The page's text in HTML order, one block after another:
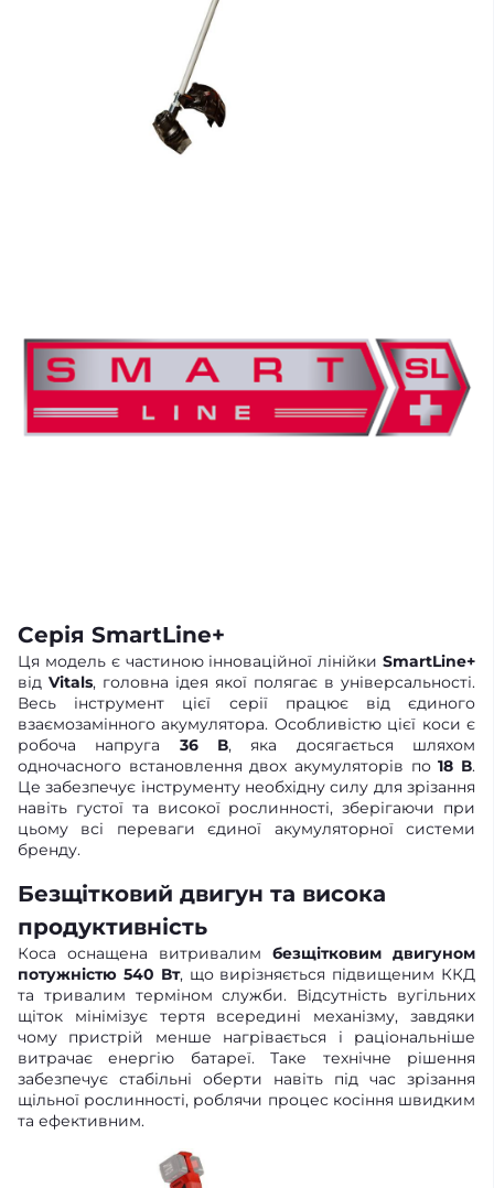
Серія SmartLine+
Ця модель є частиною інноваційної лінійки SmartLine+
від Vitals, головна ідея якої полягає в універсальності.
Весь інструмент цієї серії працює від єдиного
взаємозамінного акумулятора. Особливістю цієї коси є
робоча напруга 36 В, яка досягається шляхом
одночасного встановлення двох акумуляторів по18 В.
Це забезпечує інструменту необхідну силу для зрізання
навіть густої та високої рослинності, зберігаючи при
цьому всі переваги єдиної акумуляторної системи
бренду.
Безщітковий двигун та висока
продуктивність
Коса оснащена витривалим безщітковим двигуном
потужністю 540 Вт, що вирізняється підвищеним ККД
та тривалим терміном служби. Відсутність вугільних
щіток мінімізує тертя всередині механізму, завдяки
чому пристрій менше нагрівається і раціональніше
витрачає енергію батареї. Таке технічне рішення
забезпечує стабільні оберти навіть під час зрізання
щільної рослинності, роблячи процес косіння швидким
та ефективним.